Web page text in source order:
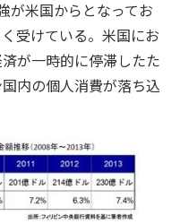
が米国からとなってお
受けている。米国にお
が一時的に停滞したた
内の個人消費が落ち込